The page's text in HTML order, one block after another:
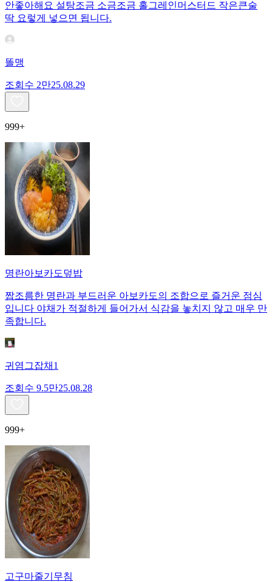
안좋아해요 설탕조금 소금조금 홀그레인머스터드 작은큰술
딱 요렇게 넣으면 됩니다.
똘맹
조회수 2만25.08.29
999+
명란아보카도덮밥
짭조름한 명란과 부드러운 아보카도의 조합으로 즐거운 점심
입니다 야채가 적절하게 들어가서 식감을 놓치지 않고 매우 만
족합니다.
귀염그잡채1
조회수 9.5만25.08.28
999+
고구마줄기무침